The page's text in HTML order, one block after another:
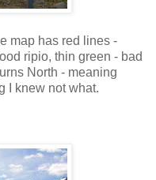
map has red lines -
ripio, thin green - bad
North - meaning
I knew not what.